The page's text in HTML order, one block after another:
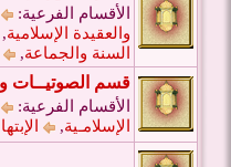
الأقسام الفرعية:
والعقيدة الإسلامية,
السنة والجماعة,
قسم الصوتيــات
الأقسام الفرعية:
الإسلامـية,